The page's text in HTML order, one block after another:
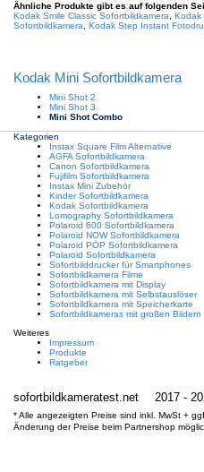
Ähnliche Produkte gibt es auf folgenden
Kodak Smile Classic Sofortbildkamera
Kodak
Sofortbildkamera
Kodak Step Instant
Kodak Mini Sofortbildkamera
Mini Shot 2
Mini Shot 3
Mini Shot Combo
Kategorien
Instax Square Film Alternative
AGFA Sofortbildkamera
Canon Sofortbildkamera
Fujifilm Sofortbildkamera
Instax Mini Zubehör
Kinder Sofortbildkamera
Kodak Sofortbildkamera
Lomography Sofortbildkamera
Polaroid 600 Sofortbildkamera
Polaroid NOW Sofortbildkamera
Polaroid POP Sofortbildkamera
Polaroid Sofortbildkamera
Sofortbilddrucker für Smartphones
Sofortbildkamera Filme
Sofortbildkamera mit Display
Sofortbildkamera mit Selbstauslöser
Sofortbildkamera mit Speicherkarte
Sofortbildkameras mit großen Bildern
Weiteres
Impressum
Produkte
Ratgeber
sofortbildkameratest.net 2017 -
* Alle angezeigten Preise sind inkl. MwSt +
Änderung der Preise beim Partnershop